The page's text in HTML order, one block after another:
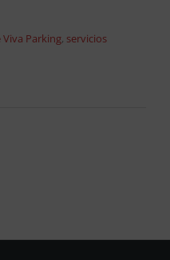
Parking, servicios